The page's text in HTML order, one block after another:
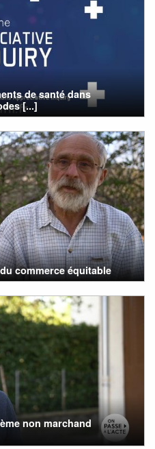
de santé dans
[...]
commerce équitable
non marchand